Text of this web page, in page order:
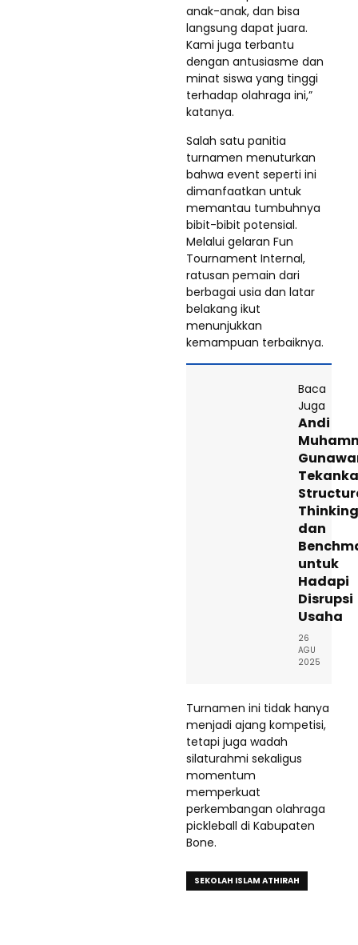
anak-anak, dan bisa
langsung dapat juara.
Kami juga terbantu
dengan antusiasme dan
minat siswa yang tinggi
terhadap olahraga ini,”
katanya.
Salah satu panitia
turnamen menuturkan
bahwa event seperti ini
dimanfaatkan untuk
memantau tumbuhnya
bibit-bibit potensial.
Melalui gelaran Fun
Tournament Internal,
ratusan pemain dari
berbagai usia dan latar
belakang ikut
menunjukkan
kemampuan terbaiknya.
Baca
Juga
Andi
Thinking
dan
untuk
Hadapi
Disrupsi
Usaha
26
AGU
2025
Turnamen ini tidak hanya
menjadi ajang kompetisi,
tetapi juga wadah
silaturahmi sekaligus
momentum
memperkuat
perkembangan olahraga
pickleball di Kabupaten
Bone.
SEKOLAH ISLAM ATHIRAH